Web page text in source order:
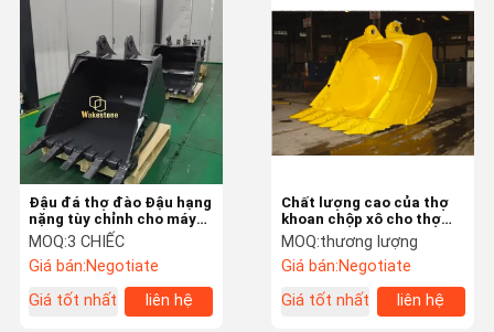
Nhà Sản Phẩm
Chuyến
Tham Quan
Kiểm Soát
Chất Lượng
Liên Hệ Với
Tin Tức
Chất lượng cao của thợ
khoan chộp xô cho thợ
khoan cho thợ khoan /
thợ phá vỡ
MOQ:thương lượng
Giá bán:Negotiate
Giá tốt nhất
liên hệ
Đậu đá thợ đào Đậu hạng
nặng tùy chỉnh cho máy
đào PC200 CAT320
ZX200
MOQ:3 CHIẾC
Giá bán:Negotiate
Giá tốt nhất
liên hệ